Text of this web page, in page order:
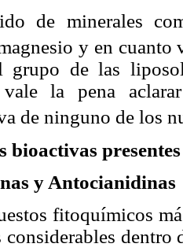
de minerales
y en cuanto
grupo de las
vale la pena
de ninguno de los
bioactivas
y Antocianidinas
fitoquímicos
considerables